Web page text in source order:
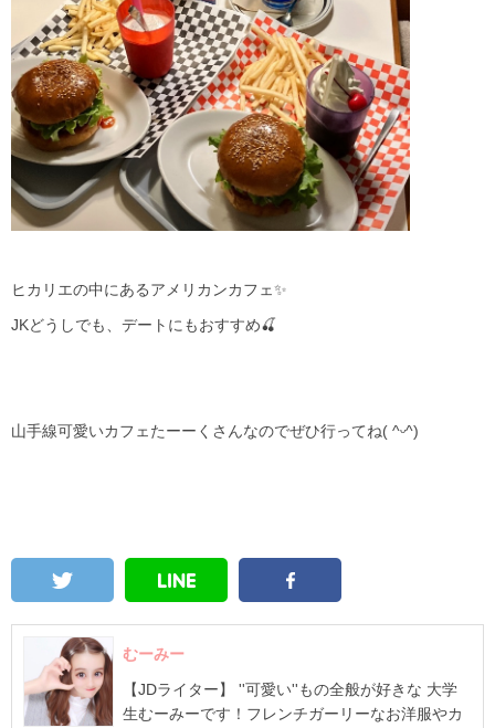
ヒカリエの中にあるアメリカンカフェ✨
JKどうしでも、デートにもおすすめ🍒
山手線可愛いカフェたーーくさんなのでぜひ行ってね( ^ᵕ^)
むーみー
【JDライター】 ''可愛い''もの全般が好きな 大学
生むーみーです！フレンチガーリーなお洋服やカ